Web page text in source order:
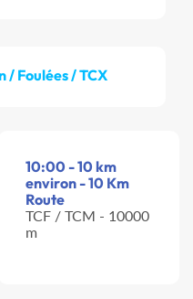
/ Foulées / TCX
10:00 - 10 km
environ - 10 Km
Route
TCF / TCM - 10000
m